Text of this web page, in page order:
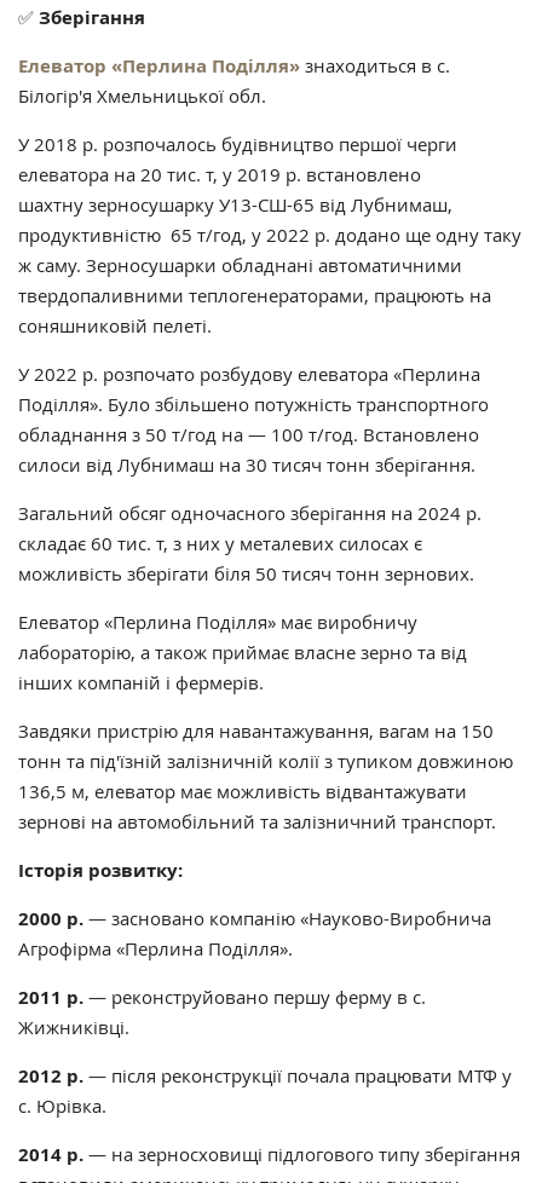
✅ Зберігання
Елеватор «Перлина Поділля» знаходиться в с.
Білогір'я Хмельницької обл.
У 2018 р. розпочалось будівництво першої черги
елеватора на 20 тис. т, у 2019 р. встановлено
шахтну зерносушарку У13-СШ-65 від Лубнимаш,
продуктивністю 65 т/год, у 2022 р. додано ще одну таку
ж саму. Зерносушарки обладнані автоматичними
твердопаливними теплогенераторами, працюють на
соняшниковій пелеті.
У 2022 р. розпочато розбудову елеватора «Перлина
Поділля». Було збільшено потужність транспортного
обладнання з 50 т/год на — 100 т/год. Встановлено
силоси від Лубнимаш на 30 тисяч тонн зберігання.
Загальний обсяг одночасного зберігання на 2024 р.
складає 60 тис. т, з них у металевих силосах є
можливість зберігати біля 50 тисяч тонн зернових.
Елеватор «Перлина Поділля» має виробничу
лабораторію, а також приймає власне зерно та від
інших компаній і фермерів.
Завдяки пристрію для навантажування, вагам на 150
тонн та під'їзній залізничній колії з тупиком довжиною
136,5 м, елеватор має можливість відвантажувати
зернові на автомобільний та залізничний транспорт.
Історія розвитку:
2000 р. — засновано компанію «Науково-Виробнича
Агрофірма «Перлина Поділля».
2011 р. — реконструйовано першу ферму в с.
Жижниківці.
2012 р. — після реконструкції почала працювати МТФ у
с. Юрівка.
2014 р. — на зерносховищі підлогового типу зберігання